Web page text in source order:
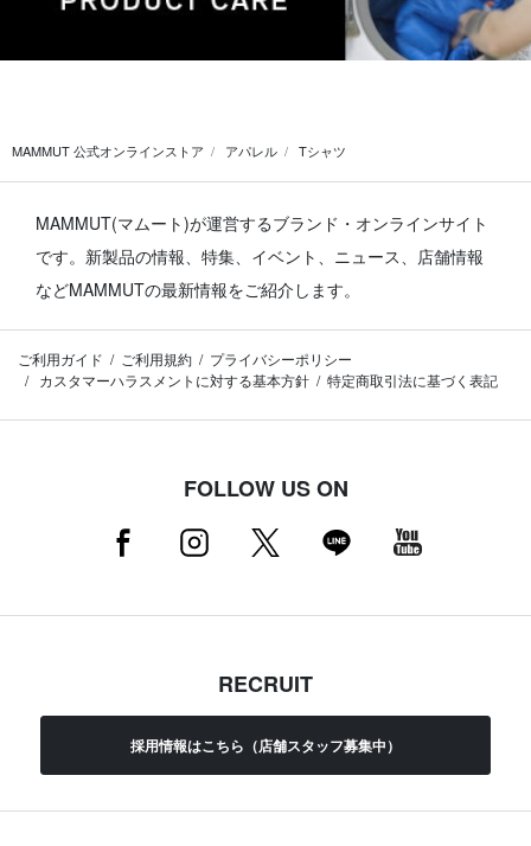
MAMMUT 公式オンラインストア アパレル Tシャツ
MAMMUT(マムート)が運営するブランド・オンラインサイト
です。 新製品の情報、特集、イベント、ニュース、店舗情報
などMAMMUTの最新情報をご紹介します。
ご利用ガイド ご利用規約
プライバシーポリシー
カスタマーハラスメントに対する基本方針
特定商取引法に基づく表記
FOLLOW US ON
RECRUIT
採用情報はこちら（店舗スタッフ募集中）